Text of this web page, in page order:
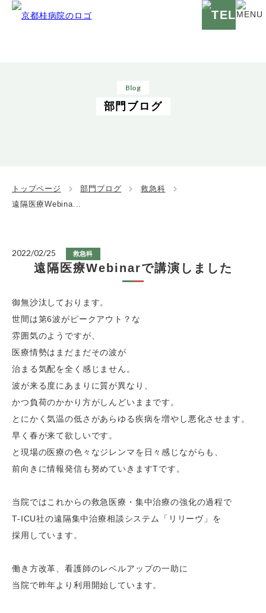
Blog
部門ブログ
トップページ 部門ブログ
救急科
遠隔医療Webina...
2022/02/25 救急科
遠隔医療Webinarで講演しました
御無沙汰しております。
世間は第6波がピークアウト？な
雰囲気のようですが、
医療情勢はまだまだその波が
治まる気配を全く感じません。
波が来る度にあまりに質が異なり、
かつ負荷のかかり方がしんどいままです。
とにかく気温の低さがあらゆる疾病を増やし悪化させます。
早く春が来て欲しいです。
と現場の医療の色々なジレンマを日々感じながらも、
前向きに情報発信も努めていきますTです。
当院ではこれからの救急医療・集中治療の強化の過程で
T-ICU社の遠隔集中治療相談システム「リリーヴ」を
採用しています。
働き方改革、看護師のレベルアップの一助に
当院で昨年より利用開始しています。